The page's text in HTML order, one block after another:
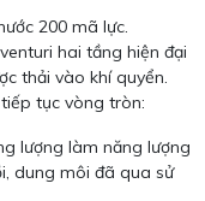
200 mã lực.
hai tầng hiện đại
thải vào khí quyển.
tục vòng tròn:
lượng làm năng lượng
dung môi đã qua sử